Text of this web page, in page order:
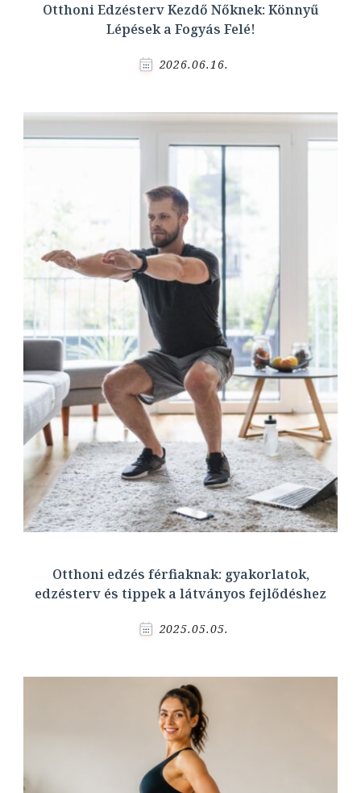
Otthoni Edzésterv Kezdő Nőknek: Könnyű
Lépések a Fogyás Felé!
2026.06.16.
Otthoni edzés férfiaknak: gyakorlatok,
edzésterv és tippek a látványos fejlődéshez
2025.05.05.